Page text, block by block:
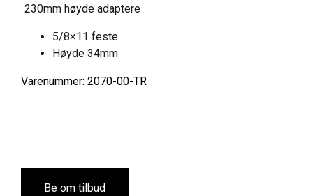
230mm høyde adaptere
5/8×11 feste
Høyde 34mm
Varenummer: 2070-00-TR
Be om tilbud